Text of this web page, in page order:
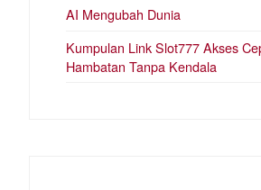
AI Mengubah Dunia
Kumpulan Link Slot777 Akses
Hambatan Tanpa Kendala